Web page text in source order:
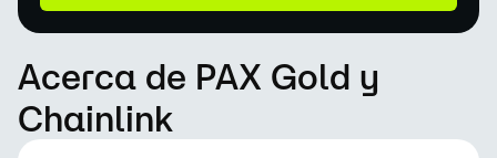
Acerca de PAX Gold y
Chainlink